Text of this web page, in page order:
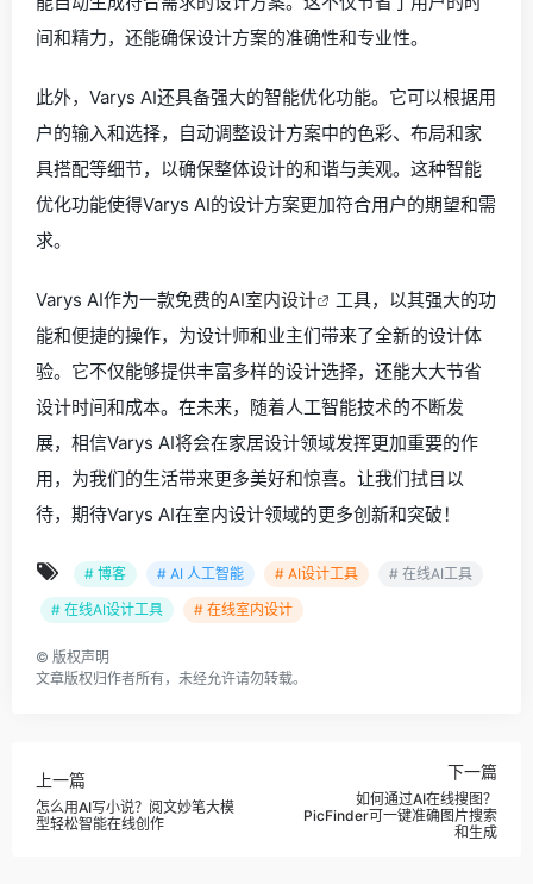
间和精力，还能确保设计方案的准确性和专业性。
此外，Varys AI还具备强大的智能优化功能。它可以根据用
户的输入和选择，自动调整设计方案中的色彩、布局和家
具搭配等细节，以确保整体设计的和谐与美观。这种智能
优化功能使得Varys AI的设计方案更加符合用户的期望和需
求。
Varys AI作为一款免费的AI室内设计
工具，以其强大的功
能和便捷的操作，为设计师和业主们带来了全新的设计体
验。它不仅能够提供丰富多样的设计选择，还能大大节省
设计时间和成本。在未来，随着人工智能技术的不断发
展，相信Varys AI将会在家居设计领域发挥更加重要的作
用，为我们的生活带来更多美好和惊喜。让我们拭目以
待，期待Varys AI在室内设计领域的更多创新和突破！
# 博客 # AI 人工智能 # AI设计工具
# 在线AI工具
# 在线AI设计工具
# 在线室内设计
© 版权声明
文章版权归作者所有，未经允许请勿转载。
上一篇
怎么用AI写小说？阅文妙笔大模
型轻松智能在线创作
下一篇
如何通过AI在线搜图？
PicFinder可一键准确图片搜索
和生成